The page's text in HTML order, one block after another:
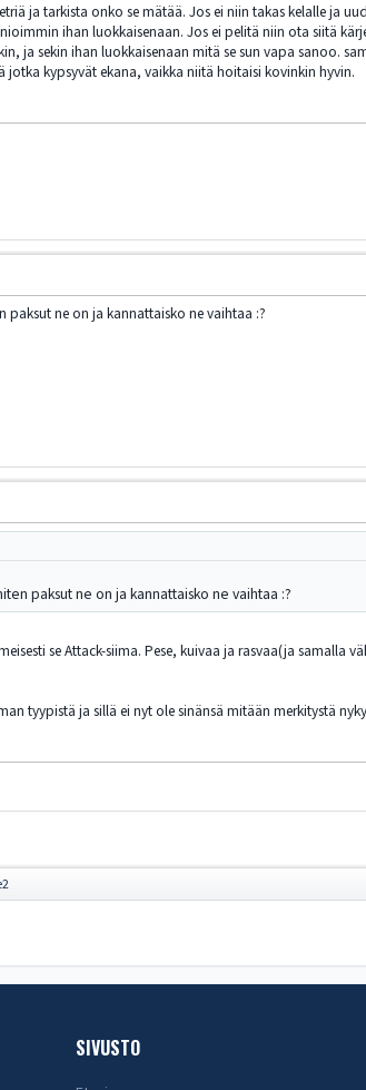
ja tarkista onko se mätää. Jos ei niin takas kelalle ja
ihan luokkaisenaan. Jos ei pelitä niin ota siitä
ja sekin ihan luokkaisenaan mitä se sun vapa sanoo.
kypsyvät ekana, vaikka niitä hoitaisi kovinkin hyvin.
paksut ne on ja kannattaisko ne vaihtaa :?
paksut ne on ja kannattaisko ne vaihtaa :?
se Attack-siima. Pese, kuivaa ja rasvaa(ja samalla
tyypistä ja sillä ei nyt ole sinänsä mitään merkitystä
SIVUSTO